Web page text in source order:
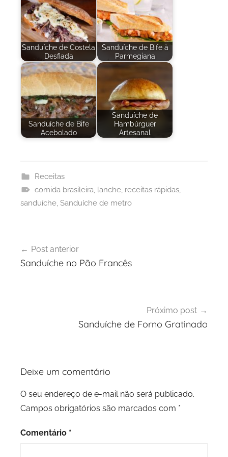
Sanduíche de Costela
Desfiada
Sanduíche de Bife à
Parmegiana
Sanduíche de Bife
Acebolado
Sanduíche de
Hambúrguer
Artesanal
Receitas
comida brasileira lanche, receitas rápidas,
sanduíche Sanduíche de metro
de
Post anterior
Sanduíche no Pão Francês
Próximo post
Sanduíche de Forno Gratinado
Deixe um comentário
O seu endereço de e-mail não será publicado.
Campos obrigatórios são marcados com *
Comentário *